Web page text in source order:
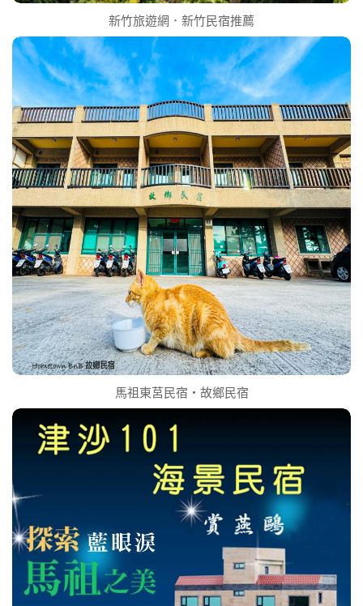
新竹旅遊網．新竹民宿推薦
馬祖東莒民宿‧故鄉民宿